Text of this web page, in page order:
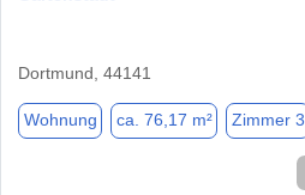
Dortmund, 44141
Wohnung ca. 76,17 m² Zimmer 3